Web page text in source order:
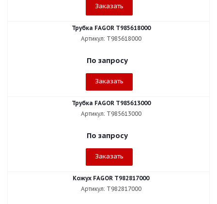
Заказать
Трубка FAGOR T985618000
Артикул: T985618000
По запросу
Заказать
Трубка FAGOR T985613000
Артикул: T985613000
По запросу
Заказать
Кожух FAGOR T982817000
Артикул: T982817000